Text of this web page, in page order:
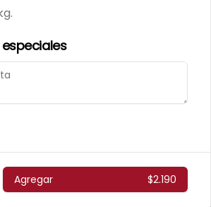
Agregar $2.190